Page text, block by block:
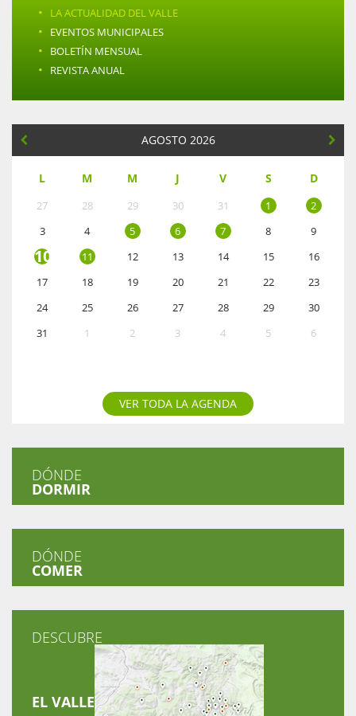
· LA ACTUALIDAD DEL VALLE
· EVENTOS MUNICIPALES
· BOLETÍN MENSUAL
· REVISTA ANUAL
AGOSTO 2026
L M M J V S D
27 28 29 30 31 1
2
3
4 5 6 7 8 9
10 11 12 13 14 15
16
17
18 19 20 21 22
23
24
25 26 27 28 29
30
31
1 2 3 4 5 6
VER TODA LA AGENDA
DÓNDE
DORMIR
DÓNDE
COMER
DESCUBRE
EL VALLE